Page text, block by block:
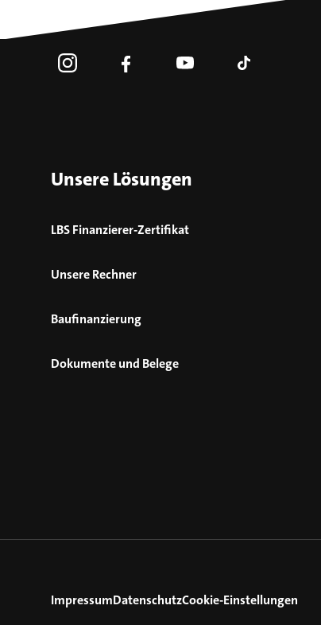
Unsere Lösungen
LBS Finanzierer-Zertifikat
Unsere Rechner
Baufinanzierung
Dokumente und Belege
ImpressumDatenschutzCookie-Einstellungen